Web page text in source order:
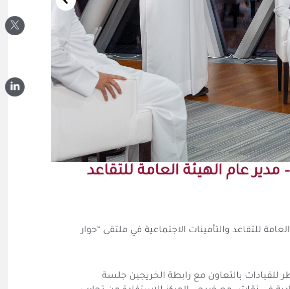
عام الهيئة العامة للتقاعد
للتقاعد والتأمينات الاجتماعية في ملتقى “حوار
للقيادات بالتعاون مع رابطة الخريجين جلسة